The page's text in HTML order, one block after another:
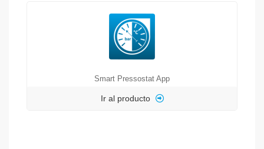
Smart Pressostat App
Ir al producto